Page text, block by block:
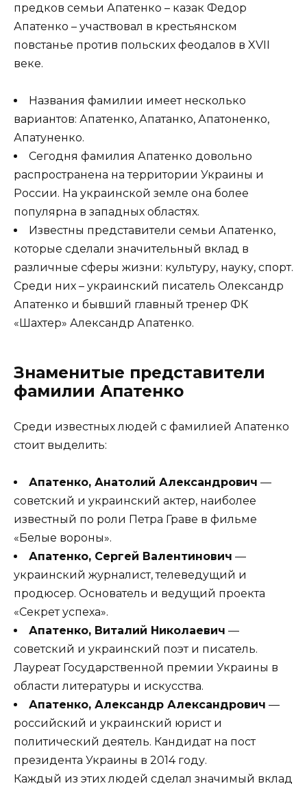
предков семьи Апатенко – казак Федор
Апатенко – участвовал в крестьянском
повстанье против польских феодалов в XVII
веке.
Названия фамилии имеет несколько
вариантов: Апатенко, Апатанко, Апатоненко,
Апатуненко.
Сегодня фамилия Апатенко довольно
распространена на территории Украины и
России. На украинской земле она более
популярна в западных областях.
Известны представители семьи Апатенко,
которые сделали значительный вклад в
различные сферы жизни: культуру, науку, спорт.
Среди них – украинский писатель Олександр
Апатенко и бывший главный тренер ФК
«Шахтер» Александр Апатенко.
Знаменитые представители
фамилии Апатенко
Среди известных людей с фамилией Апатенко
стоит выделить:
Апатенко, Анатолий Александрович —
советский и украинский актер, наиболее
известный по роли Петра Граве в фильме
«Белые вороны».
Апатенко, Сергей Валентинович —
украинский журналист, телеведущий и
продюсер. Основатель и ведущий проекта
«Секрет успеха».
Апатенко, Виталий Николаевич —
советский и украинский поэт и писатель.
Лауреат Государственной премии Украины в
области литературы и искусства.
Апатенко, Александр Александрович —
российский и украинский юрист и
политический деятель. Кандидат на пост
президента Украины в 2014 году.
Каждый из этих людей сделал значимый вклад